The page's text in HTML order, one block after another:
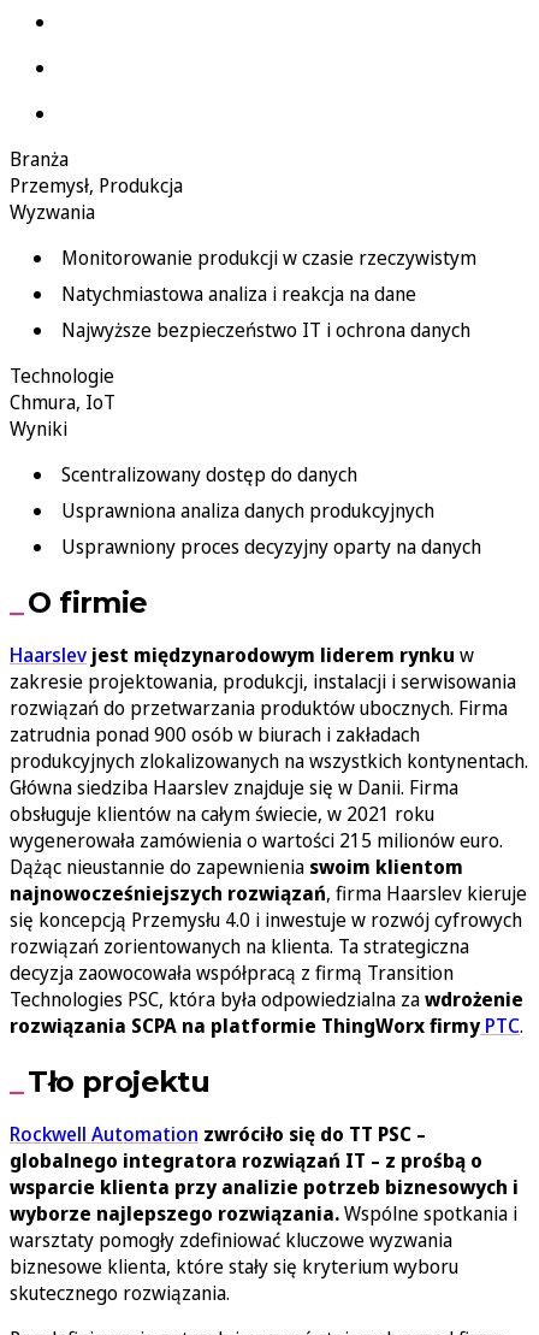
Branża
Przemysł, Produkcja
Wyzwania
Monitorowanie produkcji w czasie rzeczywistym
Natychmiastowa analiza i reakcja na dane
Najwyższe bezpieczeństwo IT i ochrona danych
Technologie
Chmura, IoT
Wyniki
Scentralizowany dostęp do danych
Usprawniona analiza danych produkcyjnych
Usprawniony proces decyzyjny oparty na danych
O firmie
Haarslev jest międzynarodowym liderem rynku w
zakresie projektowania, produkcji, instalacji i serwisowania
rozwiązań do przetwarzania produktów ubocznych. Firma
zatrudnia ponad 900 osób w biurach i zakładach
produkcyjnych zlokalizowanych na wszystkich kontynentach.
Główna siedziba Haarslev znajduje się w Danii. Firma
obsługuje klientów na całym świecie, w 2021 roku
wygenerowała zamówienia o wartości 215 milionów euro.
Dążąc nieustannie do zapewnienia swoim klientom
najnowocześniejszych rozwiązań, firma Haarslev kieruje
się koncepcją Przemysłu 4.0 i inwestuje w rozwój cyfrowych
rozwiązań zorientowanych na klienta. Ta strategiczna
decyzja zaowocowała współpracą z firmą Transition
Technologies PSC, która była odpowiedzialna zawdrożenie
rozwiązania SCPA na platformie ThingWorx firmy PTC.
Tło projektu
Rockwell Automation zwróciło się do TT PSC –
globalnego integratora rozwiązań IT – z prośbą o
wsparcie klienta przy analizie potrzeb biznesowych i
wyborze najlepszego rozwiązania.Wspólne spotkania i
warsztaty pomogły zdefiniować kluczowe wyzwania
biznesowe klienta, które stały się kryterium wyboru
skutecznego rozwiązania.